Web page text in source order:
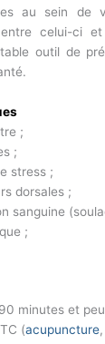
au sein de
celui-ci
outil de
;
;
stress ;
dorsales ;
sanguine
;
minutes et
(acupuncture